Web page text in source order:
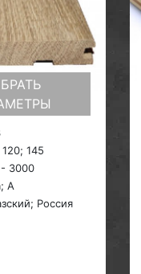
145
3000
A
Россия